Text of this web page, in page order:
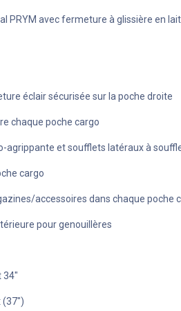
PRYM avec fermeture à glissière en
éclair sécurisée sur la poche droite
chaque poche cargo
agrippante et soufflets latéraux à
cargo
accessoires dans chaque poche
pour genouillères
34"
(37")